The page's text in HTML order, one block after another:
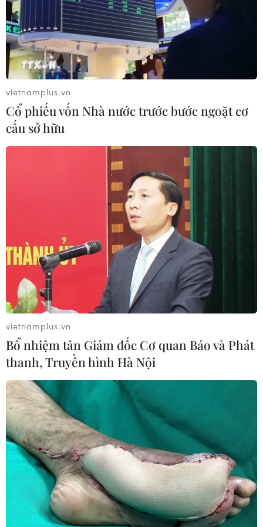
Việt Nam thúc đẩy tham gia toàn cầu đối với
Công ước LHQ về chống tội phạm mạng
UNODC: Công ước Hà Nội là cam kết dài hạn
chứ không phải chỉ là một sự kiện
Công ước Hà Nội: Việt Nam khẳng định vai trò
chủ động phòng chống tội phạm mạng
Công ước Hà Nội: Biểu tượng của hòa bình
và trách nhiệm chung trong kỷ nguyên số
24/10/2025 03:20
Lễ ký “Công ước của LHQ về chống tội phạm
mạng”diễn ra tại Hà Nội đánh dấu cột mốc lịch sử trong
hợp tác đa phương về chống tội phạm mạng xuyên
biên giới, nâng cao an ninh số và niềm tin quốc tế.
vietnamplus.vn
Cổ phiếu vốn Nhà nước trước bước ngoặt cơ
cấu sở hữu
vietnamplus.vn
Bổ nhiệm tân Giám đốc Cơ quan Báo và Phát
thanh, Truyền hình Hà Nội